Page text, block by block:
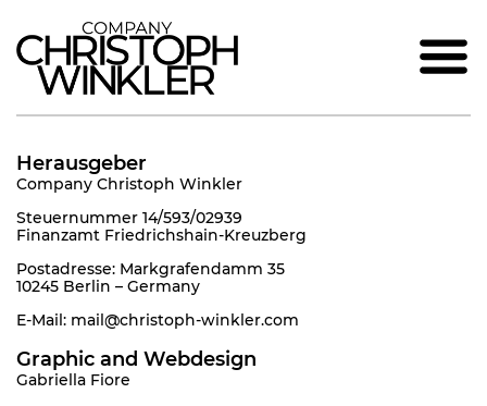
Herausgeber
Company Christoph Winkler
Steuernummer 14/593/02939
Finanzamt Friedrichshain-Kreuzberg
Postadresse: Markgrafendamm 35
10245 Berlin – Germany
E-Mail: mail@christoph-winkler.com
Graphic and Webdesign
Gabriella Fiore